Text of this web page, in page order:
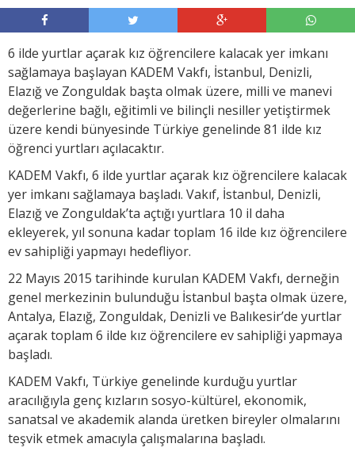
6 ilde yurtlar açarak kız öğrencilere kalacak yer imkanı
sağlamaya başlayan KADEM Vakfı, İstanbul, Denizli,
Elazığ ve Zonguldak başta olmak üzere, milli ve manevi
değerlerine bağlı, eğitimli ve bilinçli nesiller yetiştirmek
üzere kendi bünyesinde Türkiye genelinde 81 ilde kız
öğrenci yurtları açılacaktır.
KADEM Vakfı, 6 ilde yurtlar açarak kız öğrencilere kalacak
yer imkanı sağlamaya başladı. Vakıf, İstanbul, Denizli,
Elazığ ve Zonguldak’ta açtığı yurtlara 10 il daha
ekleyerek, yıl sonuna kadar toplam 16 ilde kız öğrencilere
ev sahipliği yapmayı hedefliyor.
22 Mayıs 2015 tarihinde kurulan KADEM Vakfı, derneğin
genel merkezinin bulunduğu İstanbul başta olmak üzere,
Antalya, Elazığ, Zonguldak, Denizli ve Balıkesir’de yurtlar
açarak toplam 6 ilde kız öğrencilere ev sahipliği yapmaya
başladı.
KADEM Vakfı, Türkiye genelinde kurduğu yurtlar
aracılığıyla genç kızların sosyo-kültürel, ekonomik,
sanatsal ve akademik alanda üretken bireyler olmalarını
teşvik etmek amacıyla çalışmalarına başladı.